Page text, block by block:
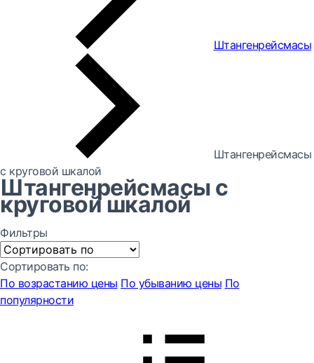
Штангенрейсмасы
Штангенрейсмасы
с круговой шкалой
Штангенрейсмасы с
круговой шкалой
Фильтры
Сортировать по:
По возрастанию цены По убыванию цены По
популярности